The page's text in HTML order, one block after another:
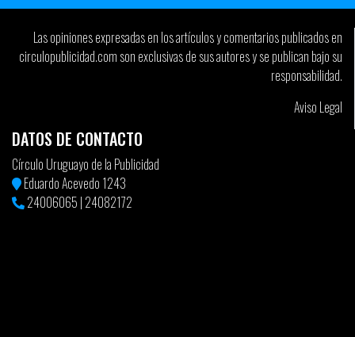
Las opiniones expresadas en los artículos y comentarios publicados en
circulopublicidad.com son exclusivas de sus autores y se publican bajo su
responsabilidad.
Aviso Legal
DATOS DE CONTACTO
Círculo Uruguayo de la Publicidad
Eduardo Acevedo 1243
24006065 | 24082172